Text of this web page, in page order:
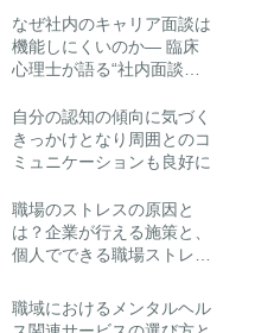
なぜ社内のキャリア面談は
機能しにくいのか― 臨床
心理士が語る“社内面談の
ンセリング活用のポイント
自分の認知の傾向に気づく
きっかけとなり周囲とのコ
ミュニケーションも良好に
職場のストレスの原因と
は？企業が行える施策と、
個人でできる職場ストレス
職域におけるメンタルヘル